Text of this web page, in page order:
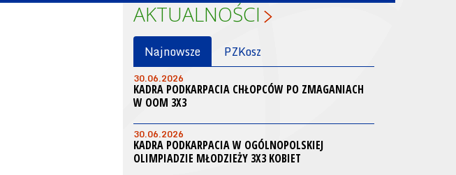
AKTUALNOŚCI
Najnowsze PZKosz
30.06.2026
KADRA PODKARPACIA CHŁOPCÓW PO ZMAGANIACH
W OOM 3X3
30.06.2026
KADRA PODKARPACIA W OGÓLNOPOLSKIEJ
OLIMPIADZIE MŁODZIEŻY 3X3 KOBIET